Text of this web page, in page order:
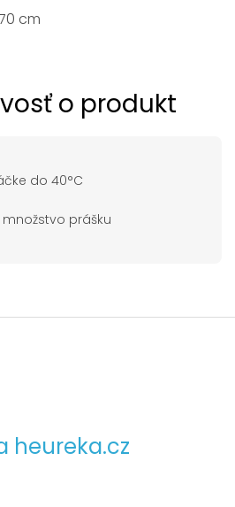
cm
o produkt
do 40°C
prášku
heureka.cz